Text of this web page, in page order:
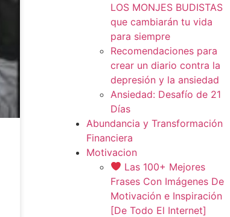
LOS MONJES BUDISTAS
que cambiarán tu vida
para siempre
Recomendaciones para
crear un diario contra la
depresión y la ansiedad
Ansiedad: Desafío de 21
Días
Abundancia y Transformación
Financiera
Motivacion
Las 100+ Mejores
Frases Con Imágenes De
Motivación e Inspiración
[De Todo El Internet]